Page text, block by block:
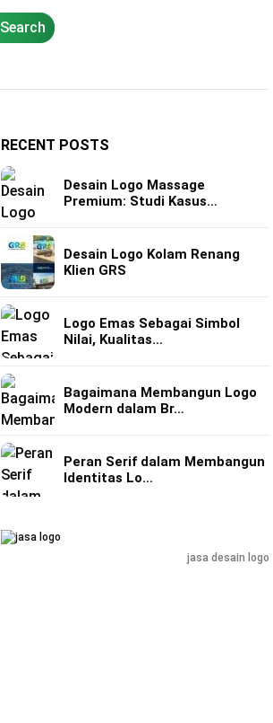
Search
RECENT POSTS
Desain Logo Massage
Premium: Studi Kasus…
Desain Logo Kolam Renang
Klien GRS
Logo Emas Sebagai Simbol
Nilai, Kualitas…
Bagaimana Membangun Logo
Modern dalam Br…
Peran Serif dalam Membangun
Identitas Lo…
jasa desain logo